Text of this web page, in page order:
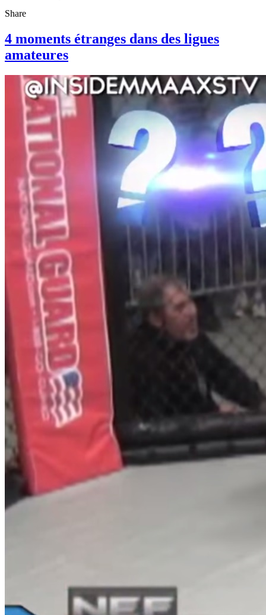
Share
4 moments étranges dans des ligues
amateures